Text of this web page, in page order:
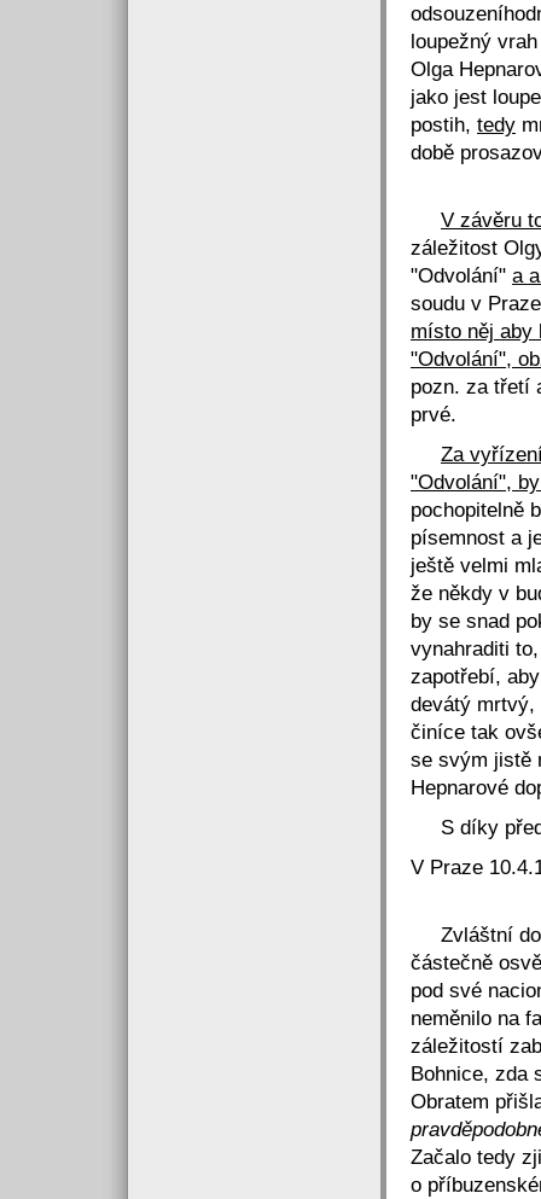
loupežný
Olga
jako jest
postih, tedy
době
V závěru
záležitost
"Odvolání" a
soudu v
místo něj aby
"Odvolání",
pozn. za třetí
prvé.
Za
"Odvolání",
pochopitelně
písemnost a
ještě velmi
že někdy v
by se snad
vynahraditi
zapotřebí,
devátý
činíce tak
se svým jistě
Hepnarové
S díky
V
Zvláštní
částečně
pod své
neměnilo na
záležitostí
Bohnice, zda
Obratem
Začalo tedy
o